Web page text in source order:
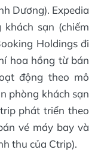
Dương). Expedia
sạn (chiếm
Holdings đi
hoa hồng từ bán
động theo mô
phòng khách sạn
phát triển theo
vé máy bay và
thu của Ctrip).